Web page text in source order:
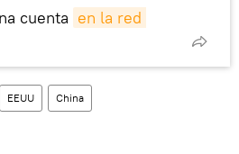
cuenta en la red
EEUU China